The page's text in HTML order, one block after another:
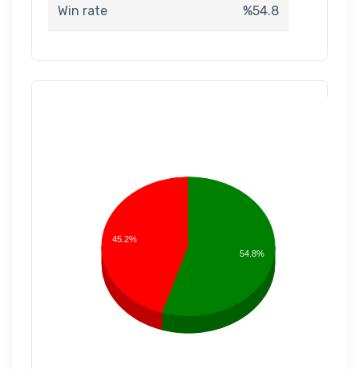
Win rate %54.8
45.2%
54.8%